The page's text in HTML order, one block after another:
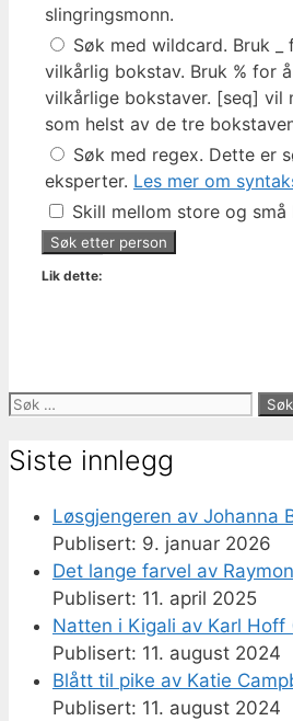
slingringsmonn.
Søk med wildcard. Bruk _
vilkårlig bokstav. Bruk % for
vilkårlige bokstaver. [seq] vil
som helst av de tre
Søk med regex. Dette er
eksperter. Les mer om
Skill mellom store og små
Lik dette:
Søk
Siste innlegg
Løsgjengeren av Johanna
9. januar 2026
Det lange farvel av
11. april 2025
Natten i Kigali av Karl Hoff
11. august 2024
Blått til pike av Katie
11. august 2024